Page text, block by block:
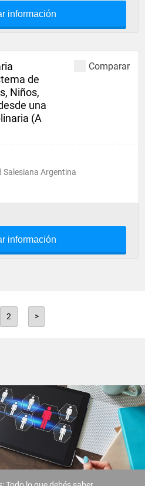
información
Comparar
de
Niños,
una
(A
Salesiana Argentina
información
2 >